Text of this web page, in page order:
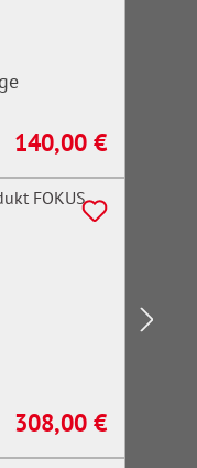
Regulärer Preis:
140,00 €
Regulärer Preis:
308,00 €